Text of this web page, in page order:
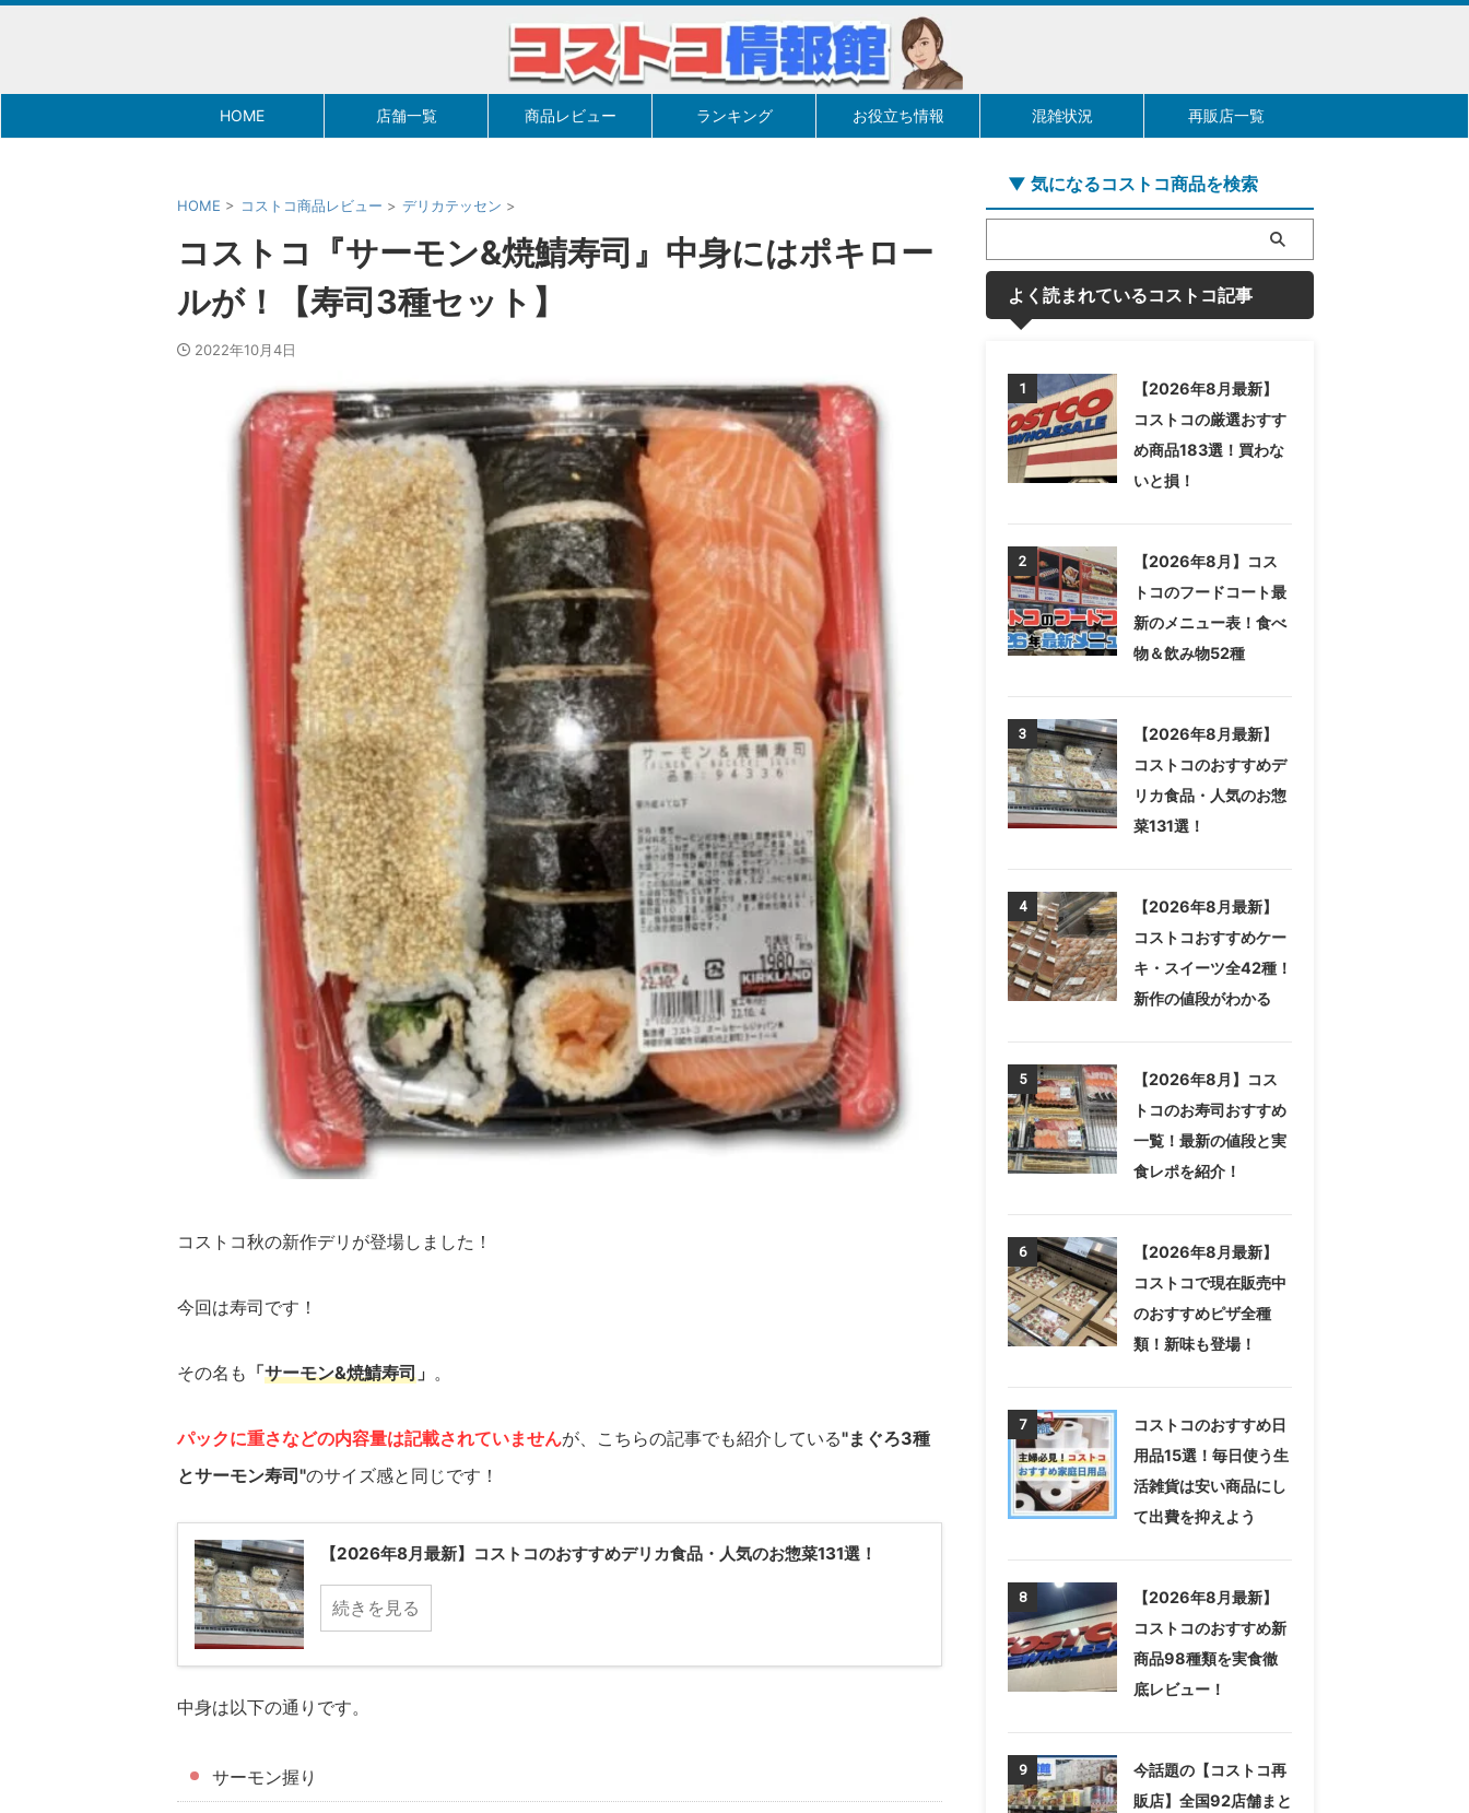
HOME 店舗一覧 商品レビュー ランキング お役立ち情報 混雑状況 再販店一覧
HOME > コストコ商品レビュー > デリカテッセン >
コストコ『サーモン&焼鯖寿司』中身にはポキロー
ルが！【寿司3種セット】
2022年10月4日
コストコ秋の新作デリが登場しました！
今回は寿司です！
その名も 「サーモン&焼鯖寿司 」 。
パックに重さなどの内容量は記載されていませんが、こちらの記事でも紹介している"まぐろ3種
とサーモン寿司"のサイズ感と同じです！
【2026年8月最新】コストコのおすすめデリカ食品・人気のお惣菜131選！
続きを見る
中身は以下の通りです。
サーモン握り
▼ 気になるコストコ商品を検索
よく読まれているコストコ記事
1
【2026年8月最新】
コストコの厳選おすす
め商品183選！買わな
いと損！
2
【2026年8月】コス
トコのフードコート最
新のメニュー表！食べ
物＆飲み物52種
3
【2026年8月最新】
コストコのおすすめデ
リカ食品・人気のお惣
菜131選！
4
【2026年8月最新】
コストコおすすめケー
キ・スイーツ全42種！
新作の値段がわかる
5
【2026年8月】コス
トコのお寿司おすすめ
一覧！最新の値段と実
食レポを紹介！
6
【2026年8月最新】
コストコで現在販売中
のおすすめピザ全種
類！新味も登場！
7
コストコのおすすめ日
用品15選！毎日使う生
活雑貨は安い商品にし
て出費を抑えよう
8
【2026年8月最新】
コストコのおすすめ新
商品98種類を実食徹
底レビュー！
9
今話題の【コストコ再
販店】全国92店舗まと